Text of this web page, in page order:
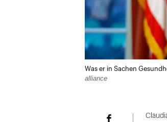
Was er in Sachen
alliance